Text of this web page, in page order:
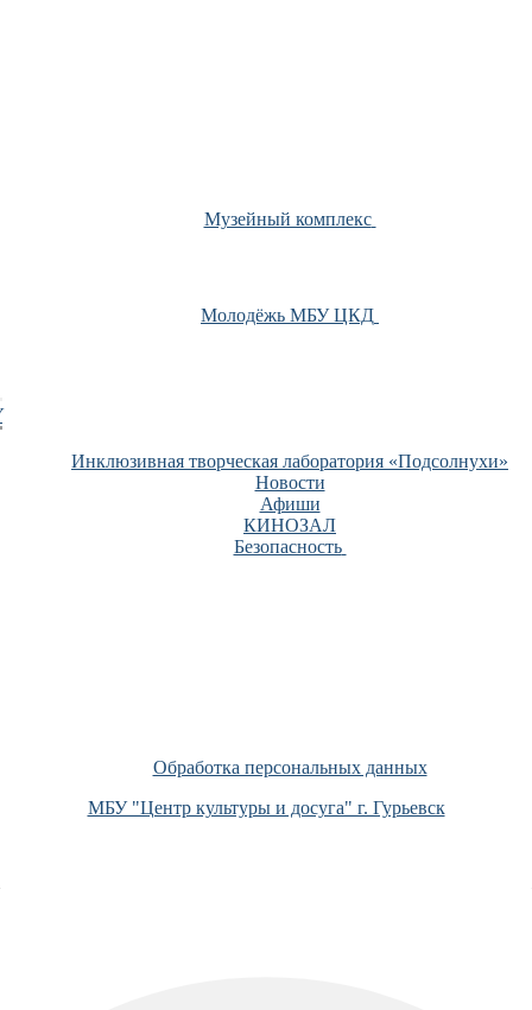
Музейный комплекс
Молодёжь МБУ ЦКД
Инклюзивная творческая лаборатория «Подсолнухи»
Новости
Афиши
КИНОЗАЛ
Безопасность
Обработка персональных данных
МБУ "Центр культуры и досуга" г. Гурьевск